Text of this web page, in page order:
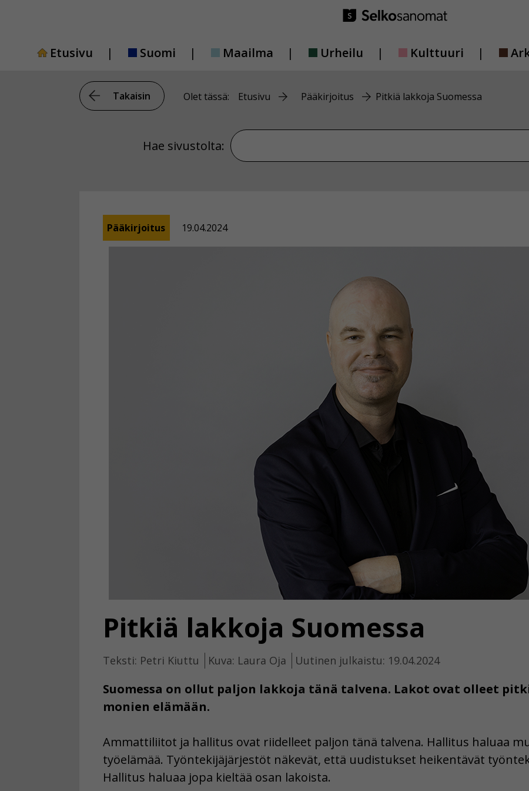
Etusivu
Suomi Maailma Urheilu Kulttuuri
Takaisin Olet tässä: Etusivu Pääkirjoitus Pitkiä lakkoja Suomessa
Hae sivustolta: Hae sivustolta
Pääkirjoitus 19.04.2024
Pitkiä lakkoja Suomessa
Teksti: Petri Kiuttu Kuva: Laura Oja Uutinen julkaistu: 19.04.2024
Suomessa on ollut paljon lakkoja tänä talvena. Lakot ovat olleet
monien elämään.
Ammattiliitot ja hallitus ovat riidelleet paljon tänä talvena. Hallitus haluaa
työelämää. Työntekijäjärjestöt näkevät, että uudistukset heikentävät
Hallitus haluaa jopa kieltää osan lakoista.